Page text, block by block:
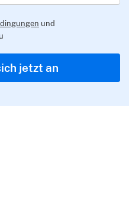
und
jetzt an